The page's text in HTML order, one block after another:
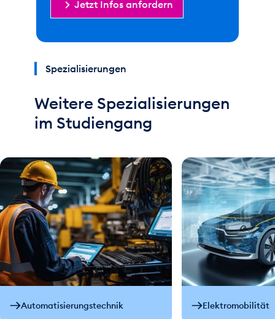
Jetzt Infos anfordern
Spezialisierungen
Weitere Spezialisierungen
im Studiengang
Automatisierungstechnik Elektromobilität